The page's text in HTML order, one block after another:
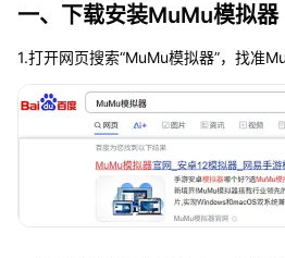
一、下载安装MuMu模拟器
1.打开网页搜索“MuMu模拟器”，找准